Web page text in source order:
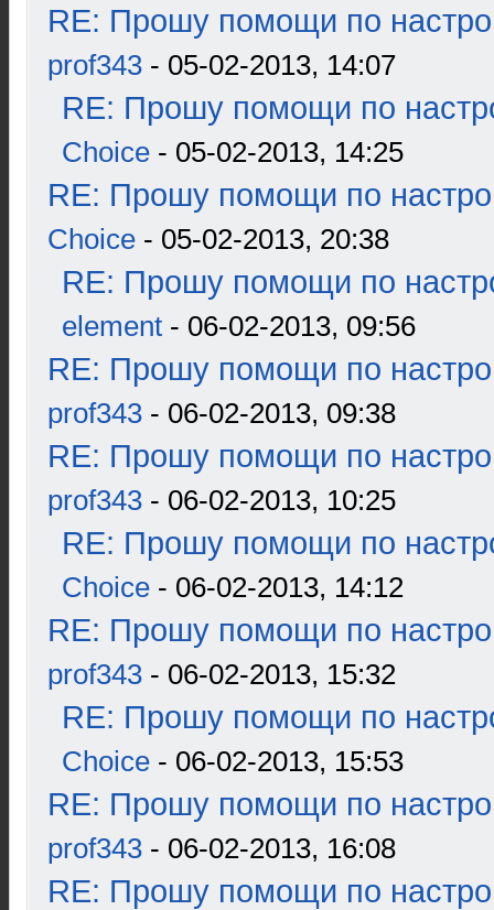
RE: Прошу помощи по
prof343 - 05-02-2013, 14:07
RE: Прошу помощи по
Choice - 05-02-2013, 14:25
RE: Прошу помощи по
Choice - 05-02-2013, 20:38
RE: Прошу помощи по
element - 06-02-2013, 09:56
RE: Прошу помощи по
prof343 - 06-02-2013, 09:38
RE: Прошу помощи по
prof343 - 06-02-2013, 10:25
RE: Прошу помощи по
Choice - 06-02-2013, 14:12
RE: Прошу помощи по
prof343 - 06-02-2013, 15:32
RE: Прошу помощи по
Choice - 06-02-2013, 15:53
RE: Прошу помощи по
prof343 - 06-02-2013, 16:08
RE: Прошу помощи по